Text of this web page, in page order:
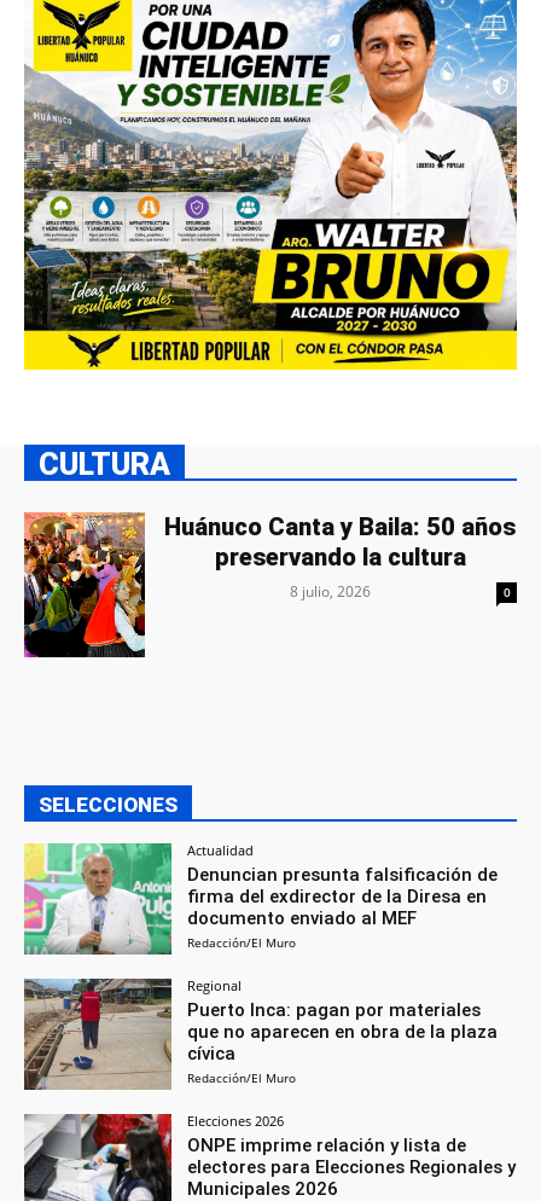
CULTURA
Huánuco Canta y Baila: 50 años
preservando la cultura
8 julio, 2026 0
SELECCIONES
Actualidad
Denuncian presunta falsificación de
firma del exdirector de la Diresa en
documento enviado al MEF
Redacción/El Muro
Regional
Puerto Inca: pagan por materiales
que no aparecen en obra de la plaza
cívica
Redacción/El Muro
Elecciones 2026
ONPE imprime relación y lista de
electores para Elecciones Regionales y
Municipales 2026